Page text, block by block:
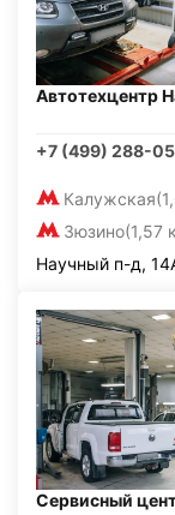
Автотехцентр
+7 (499) 288-
Калужская
Зюзино(1,57
Научный п-д,
Сервисный